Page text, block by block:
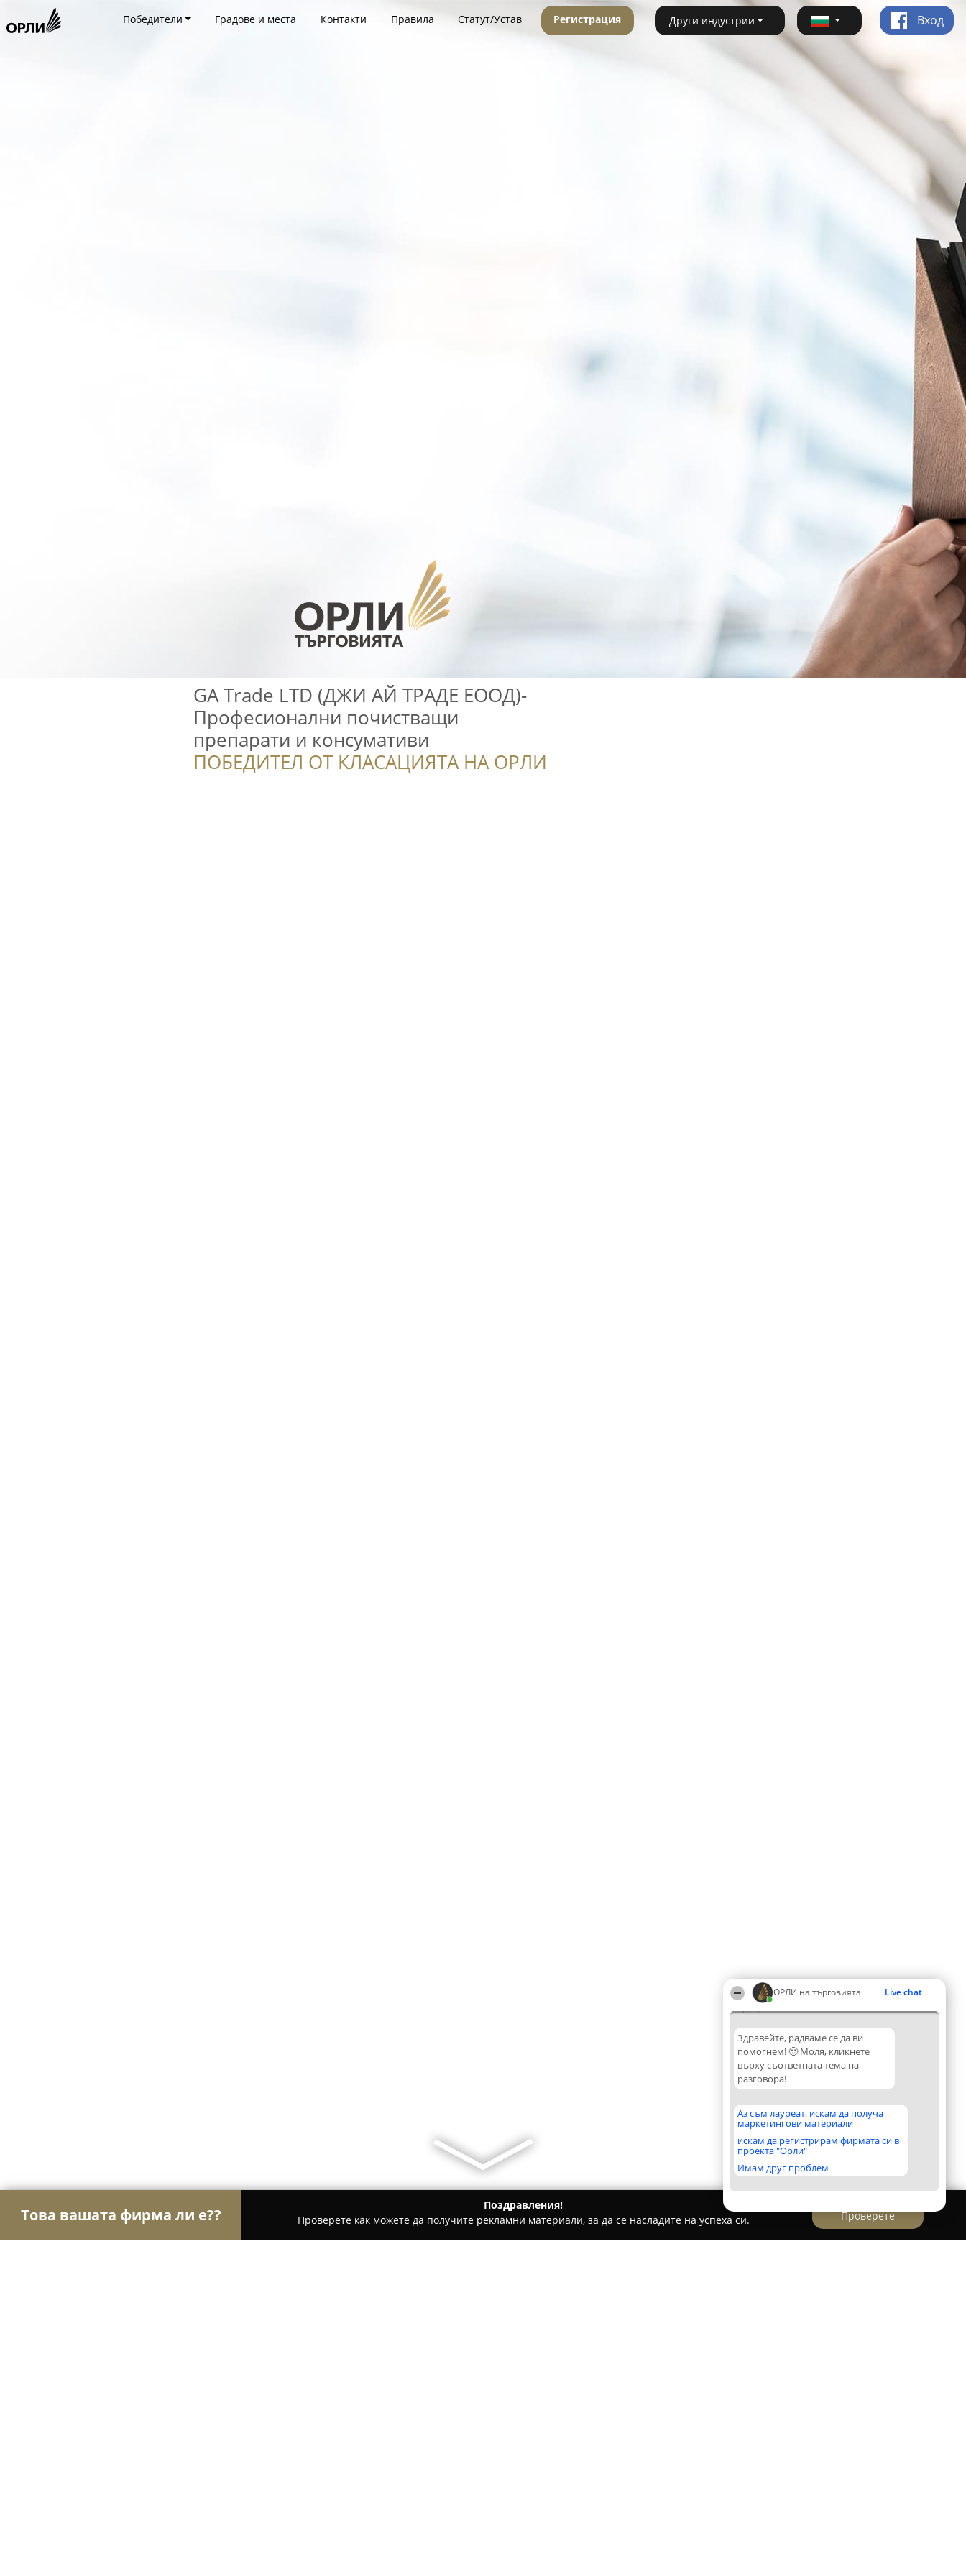
ОРЛИ на търговията Live chat
17:31
Здравейте, радваме се да ви
помогнем! 🙂 Моля, кликнете
върху съответната тема на
разговора!
Аз съм лауреат, искам да получа
маркетингови материали
искам да регистрирам фирмата си в
проекта "Орли"
Имам друг проблем
Победители Градове и места Контакти Правила Статут/Устав Регистрация Други индустрии Вход
GA Trade LTD (ДЖИ АЙ ТРАДЕ ЕООД)-
Професионални почистващи
препарати и консумативи
ПОБЕДИТЕЛ ОТ КЛАСАЦИЯТА НА ОРЛИ
Това вашата фирма ли е??
Поздравления!
Проверете как можете да получите рекламни материали, за да се насладите на успеха си.
Проверете